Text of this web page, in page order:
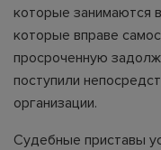
которые занимаются
которые вправе
просроченную
поступили
организации.
Судебные приставы